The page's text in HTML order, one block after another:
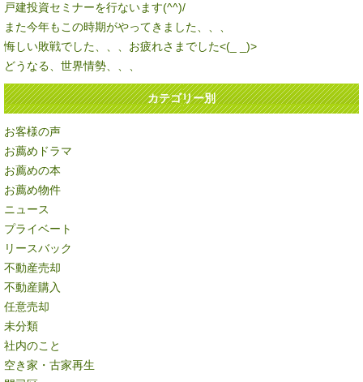
戸建投資セミナーを行ないます(^^)/
また今年もこの時期がやってきました、、、
悔しい敗戦でした、、、お疲れさまでした<(_ _)>
どうなる、世界情勢、、、
カテゴリー別
お客様の声
お薦めドラマ
お薦めの本
お薦め物件
ニュース
プライベート
リースバック
不動産売却
不動産購入
任意売却
未分類
社内のこと
空き家・古家再生